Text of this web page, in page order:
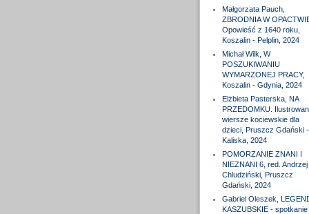
Małgorzata Pauch,
ZBRODNIA W
Opowieść z 1640 roku,
Koszalin - Pelplin, 2024
Michał Wilk, W
POSZUKIWANIU
WYMARZONEJ PRACY,
Koszalin - Gdynia, 2024
Elżbieta Pasterska, NA
PRZEDOMKU.
wiersze kociewskie dla
dzieci, Pruszcz Gdański -
Kaliska, 2024
POMORZANIE ZNANI I
NIEZNANI 6, red. Andrzej
Chludziński, Pruszcz
Gdański, 2024
Gabriel Oleszek,
KASZUBSKIE - spotkanie